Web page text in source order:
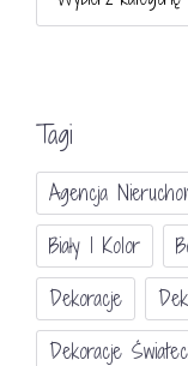
Tagi
Agencja
Biały I Kolor
Dekoracje
Dekoracje